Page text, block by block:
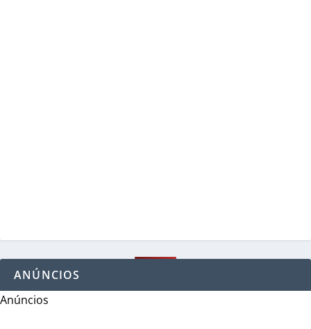
ANÚNCIOS
Anúncios